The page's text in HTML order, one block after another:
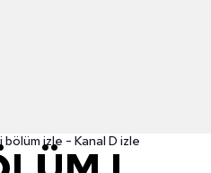
bölüm izle - Kanal D izle